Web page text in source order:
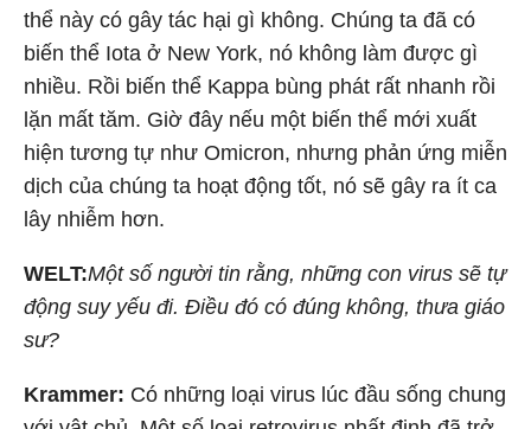
thể này có gây tác hại gì không. Chúng ta đã có
biến thể Iota ở New York, nó không làm được gì
nhiều. Rồi biến thể Kappa bùng phát rất nhanh rồi
lặn mất tăm. Giờ đây nếu một biến thể mới xuất
hiện tương tự như Omicron, nhưng phản ứng miễn
dịch của chúng ta hoạt động tốt, nó sẽ gây ra ít ca
lây nhiễm hơn.
WELT:Một số người tin rằng, những con virus sẽ tự
động suy yếu đi. Điều đó có đúng không, thưa giáo
sư?
Krammer: Có những loại virus lúc đầu sống chung